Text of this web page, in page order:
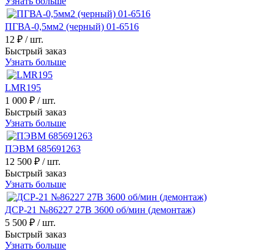
ПГВА-0,5мм2 (черный) 01-6516
12 ₽ / шт.
Быстрый заказ
Узнать больше
LMR195
1 000 ₽ / шт.
Быстрый заказ
Узнать больше
ПЭВМ 685691263
12 500 ₽ / шт.
Быстрый заказ
Узнать больше
ДСР-21 №86227 27В 3600 об/мин (демонтаж)
5 500 ₽ / шт.
Быстрый заказ
Узнать больше